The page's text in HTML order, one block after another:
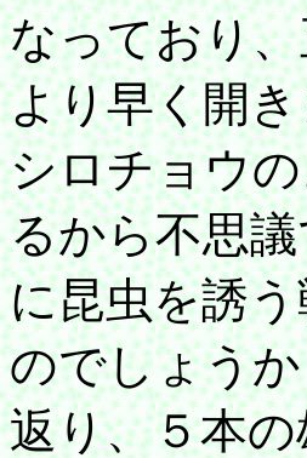
なっており
より早く開
シロチョウ
るから不思
に昆虫を誘
のでしょう
返り、５本